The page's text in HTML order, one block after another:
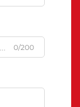
0/200